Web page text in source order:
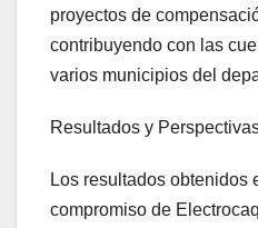
proyectos de
contribuyendo con las
varios municipios del
Resultados y
Los resultados obtenidos
compromiso de